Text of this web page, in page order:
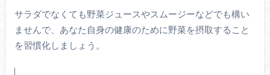
サラダでなくても野菜ジュースやスムージーなどでも構い
ませんで、あなた自身の健康のために野菜を摂取すること
を習慣化しましょう。